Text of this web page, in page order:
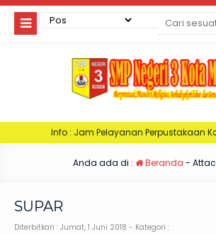
Jam Pelayanan Perpustakaan Kartini SMPN 3
Anda ada di : Beranda -
SUPAR
Diterbitkan : Jumat, 1 Juni 2018 - Kategori :